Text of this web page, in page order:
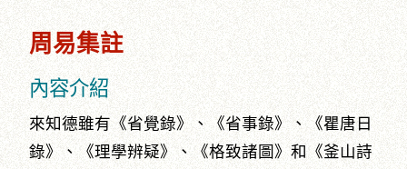
周易集註
內容介紹
來知德雖有《省覺錄》、《省事錄》、《瞿唐日
錄》、《理學辨疑》、《格致諸圖》和《釜山詩